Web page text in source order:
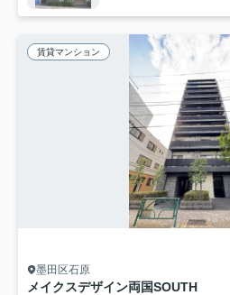
賃貸マンション
墨田区石原
メイクスデザイン両国SOUTH